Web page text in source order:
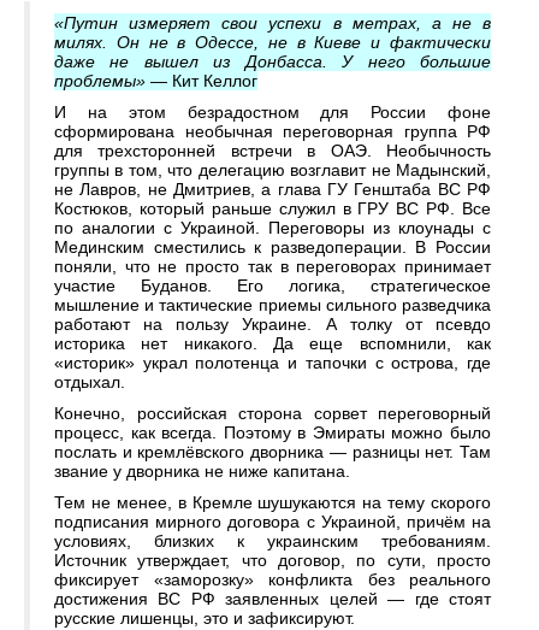
«Путин измеряет свои успехи в метрах, а не в
милях. Он не в Одессе, не в Киеве и фактически
даже не вышел из Донбасса. У него большие
проблемы» — Кит Келлог
И на этом безрадостном для России фоне
сформирована необычная переговорная группа РФ
для трехсторонней встречи в ОАЭ. Необычность
группы в том, что делегацию возглавит не Мадынский,
не Лавров, не Дмитриев, а глава ГУ Генштаба ВС РФ
Костюков, который раньше служил в ГРУ ВС РФ. Все
по аналогии с Украиной. Переговоры из клоунады с
Мединским сместились к разведоперации. В России
поняли, что не просто так в переговорах принимает
участие Буданов. Его логика, стратегическое
мышление и тактические приемы сильного разведчика
работают на пользу Украине. А толку от псевдо
историка нет никакого. Да еще вспомнили, как
«историк» украл полотенца и тапочки с острова, где
отдыхал.
Конечно, российская сторона сорвет переговорный
процесс, как всегда. Поэтому в Эмираты можно было
послать и кремлёвского дворника — разницы нет. Там
звание у дворника не ниже капитана.
Тем не менее, в Кремле шушукаются на тему скорого
подписания мирного договора с Украиной, причём на
условиях, близких к украинским требованиям.
Источник утверждает, что договор, по сути, просто
фиксирует «заморозку» конфликта без реального
достижения ВС РФ заявленных целей — где стоят
русские лишенцы, это и зафиксируют.